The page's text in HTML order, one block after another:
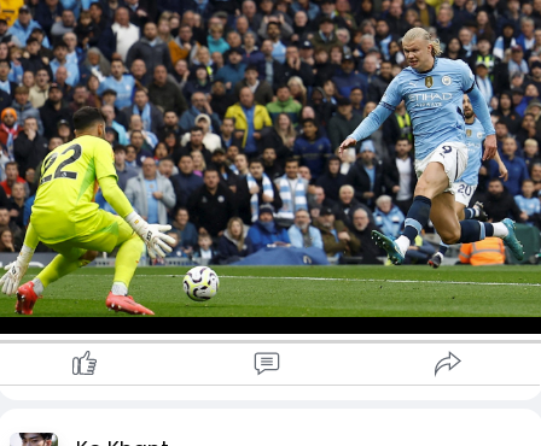
မက်ဒရစ်နဲ့ ပထမဆုံး ၁၀၅ ပွဲ အပြီးမှာ ဂိုး ၁၀၀ ပြည့်မြောက်ခဲ့ပြီး
ရောပကလပ်အသင်းတသင်းအတွက် ဂိုး ၁၀၀ အမြန်ဆုံးပြည့်
ြောက်တဲ့ ကစားသမားအဖြစ် မှတ်တမ်းတင်ခဲ့တာပါ။
းတီးတိုက်စစ်မှူး ဟာလန်းရဲ့ သွင်းဂိုး ၁၀၀ ထဲမှာ ၇၃ ဂိုးက ပရီးမီး
ားလိဂ်မှာသွင်းယူခဲ့ပြီး ၁၈ ဂိုးက ချန်ပီယံလိဂ်ပြိုင်ပွဲနဲ့ ၉ ဂိုးက
င်္ဂလန်ရှုံးထွက်ဖလားတွေမှာ သွင်းယူနိုင်ခဲ့တာဖြစ်ပါတယ်။ ဟာ
န်းဂိုး ၁၀၀ မြောက်သွင်းဂိုး သွင်းယူအပြီးမှာပဲ မန်စီးတီးအသင်းက
င်းစင်မြင့်ပေါ်ရှိ ပရိုဂျက်တာကနေ ဂုဏ်ပြု ဖော်ပြပေးခဲ့ပါတယ်။